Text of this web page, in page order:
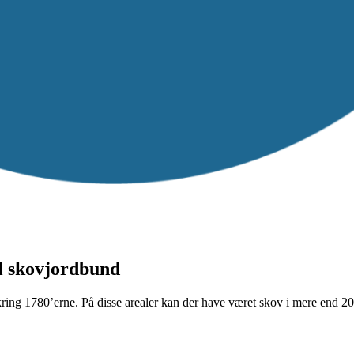
skovjordbund
1780’erne. På disse arealer kan der have været skov i mere end